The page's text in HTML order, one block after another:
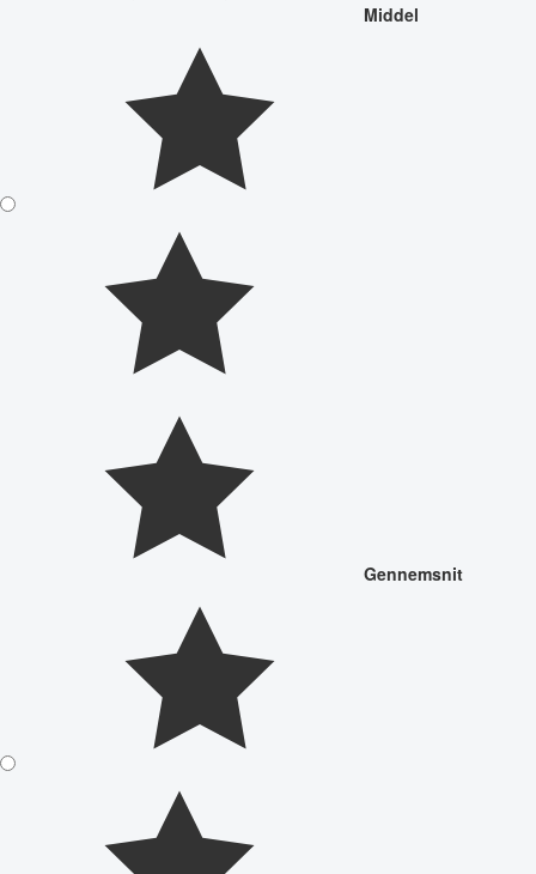
Middel
Gennemsnit